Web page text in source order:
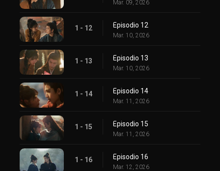
Mar. 09, 2026
1 - 12 Episodio 12
Mar. 10, 2026
1 - 13 Episodio 13
Mar. 10, 2026
1 - 14 Episodio 14
Mar. 11, 2026
1 - 15 Episodio 15
Mar. 11, 2026
1 - 16 Episodio 16
Mar. 12, 2026